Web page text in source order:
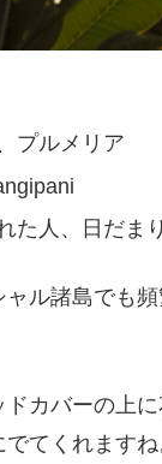
プルメリア
た人、日だま
ル諸島でも
カバーの上
てくれますね